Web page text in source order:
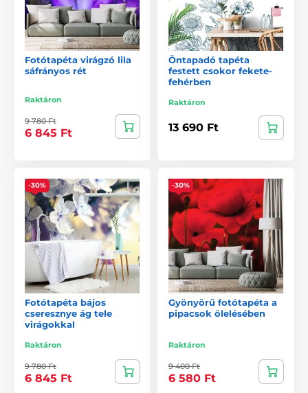
Fotótapéta virágzó lila
sáfrányos rét
Raktáron
9 780 Ft
6 845 Ft
Öntapadó tapéta
festett csokor fekete-
fehérben
Raktáron
13 690 Ft
-30%
Fotótapéta bájos
cseresznye ág tele
virágokkal
Raktáron
9 780 Ft
6 845 Ft
-30%
Gyönyörű fotótapéta a
pipacsok ölelésében
Raktáron
9 400 Ft
6 580 Ft